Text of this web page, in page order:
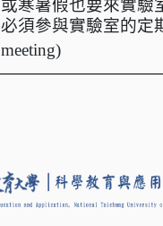
或寒暑假也要來實驗
必須參與實驗室的定
meeting)